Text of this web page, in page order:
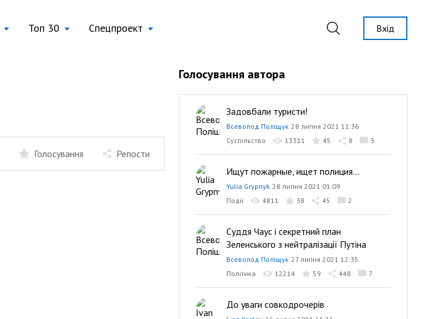
Топ 30 Спецпроект Вхід
Голосування Репости
Голосування автора
Задовбали туристи!
Всеволод Поліщук 28 липня 2021 11:36
Суспільство
13311 45 8 3
Ищут пожарные, ищет полиция...
Yulia Grypnyk 28 липня 2021 01:09
Події
4811 38 45 2
Суддя Чаус і секретний план
Зеленського з нейтралізації Путіна
Всеволод Поліщук 27 липня 2021 12:35
Політика
12214 59 448 7
До уваги совкодрочерів